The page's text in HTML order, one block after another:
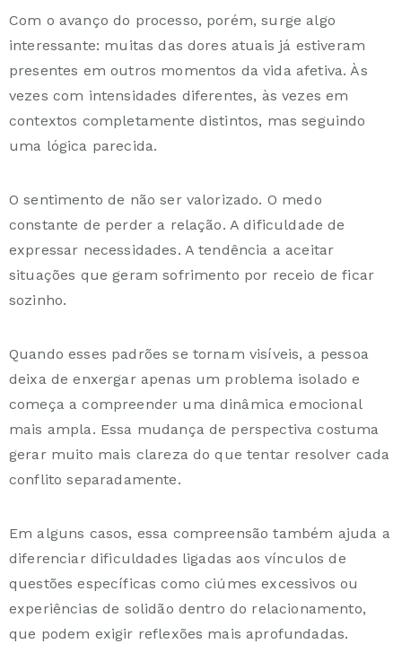
Com o avanço do processo, porém, surge algo
interessante: muitas das dores atuais já estiveram
presentes em outros momentos da vida afetiva. Às
vezes com intensidades diferentes, às vezes em
contextos completamente distintos, mas seguindo
uma lógica parecida.
O sentimento de não ser valorizado. O medo
constante de perder a relação. A dificuldade de
expressar necessidades. A tendência a aceitar
situações que geram sofrimento por receio de ficar
sozinho.
Quando esses padrões se tornam visíveis, a pessoa
deixa de enxergar apenas um problema isolado e
começa a compreender uma dinâmica emocional
mais ampla. Essa mudança de perspectiva costuma
gerar muito mais clareza do que tentar resolver cada
conflito separadamente.
Em alguns casos, essa compreensão também ajuda a
diferenciar dificuldades ligadas aos vínculos de
questões específicas comociúmes excessivos ou
experiências de solidão dentro do relacionamento,
que podem exigir reflexões mais aprofundadas.